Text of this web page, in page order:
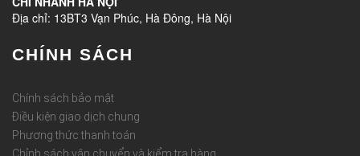
Địa chỉ: 13BT3 Vạn Phúc, Hà Đông, Hà Nội
CHÍNH SÁCH
Chính sách bảo mật
Điều kiện giao dịch chung
Phương thức thanh toán